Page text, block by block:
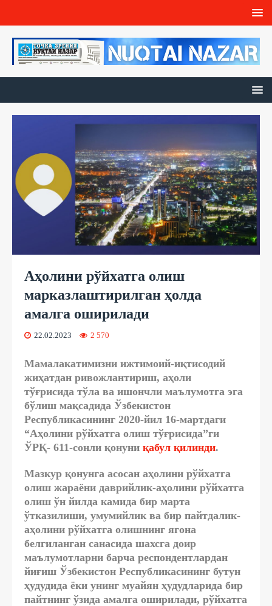
Аҳолини рўйхатга олиш
марказлаштирилган ҳолда
амалга оширилади
22.02.2023 2 570
Мамалакатимизни ижтимоий-иқтисодий
жиҳатдан ривожлантириш, аҳоли
тўғрисида тўла ва ишончли маълумотга эга
бўлиш мақсадида Ўзбекистон
Республикасининг 2020-йил 16-мартдаги
“Аҳолини рўйхатга олиш тўғрисида”ги
ЎРҚ- 611-сонли қонуни қабул қилинди.
Мазкур қонунга асосан аҳолини рўйхатга
олиш жараёни даврийлик-аҳолини рўйхатга
олиш ўн йилда камида бир марта
ўтказилиши, умумийлик ва бир пайтдалик-
аҳолини рўйхатга олишнинг ягона
белгиланган санасида шахсга доир
маълумотларни барча респондентлардан
йиғиш Ўзбекистон Республикасининг бутун
ҳудудида ёки унинг муайян ҳудудларида бир
пайтнинг ўзида амалга оширилади, рўйхатга